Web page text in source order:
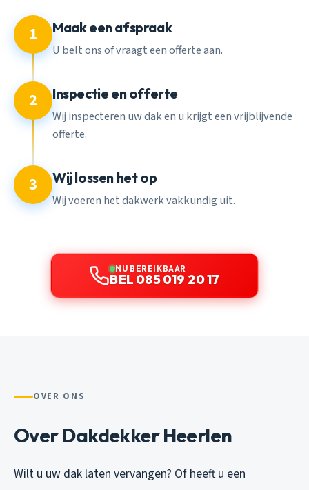
1 Maak een afspraak
U belt ons of vraagt een offerte aan.
2 Inspectie en offerte
Wij inspecteren uw dak en u krijgt een vrijblijvende
offerte.
3 Wij lossen het op
Wij voeren het dakwerk vakkundig uit.
NU BEREIKBAAR
BEL 085 019 20 17
OVER ONS
Over Dakdekker Heerlen
Wilt u uw dak laten vervangen? Of heeft u een